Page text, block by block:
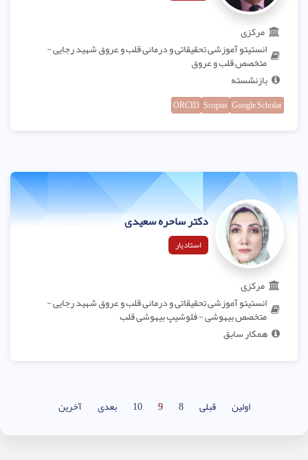
مرکزی
انستیتو آموزشی تحقیقاتی و درمانی قلب و عروق شهید رجایی -
متخصص قلب و عروق
بازنشسته
Google Scholar
Scopus
ORCID
دکتر ساحره سعیدی
استادیار
مرکزی
انستیتو آموزشی تحقیقاتی و درمانی قلب و عروق شهید رجایی -
متخصص بیهوشی - فلوشیپ بیهوشی قلب
همکار سابق
اولین قبلی 8
9
10 بعدی آخرین